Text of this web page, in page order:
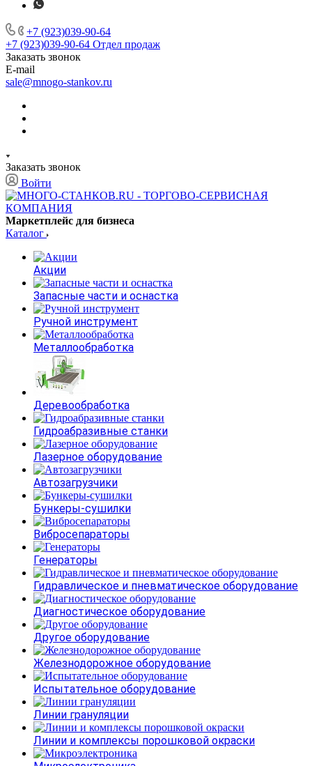
+7 (923)039-90-64
+7 (923)039-90-64 Отдел продаж
Заказать звонок
E-mail
sale@mnogo-stankov.ru
Заказать звонок
Войти
Маркетплейс для бизнеса
Каталог
Акции
Запасные части и оснастка
Ручной инструмент
Металлообработка
Деревообработка
Гидроабразивные станки
Лазерное оборудование
Автозагрузчики
Бункеры-сушилки
Вибросепараторы
Генераторы
Гидравлическое и пневматическое оборудование
Диагностическое оборудование
Другое оборудование
Железнодорожное оборудование
Испытательное оборудование
Линии грануляции
Линии и комплексы порошковой окраски